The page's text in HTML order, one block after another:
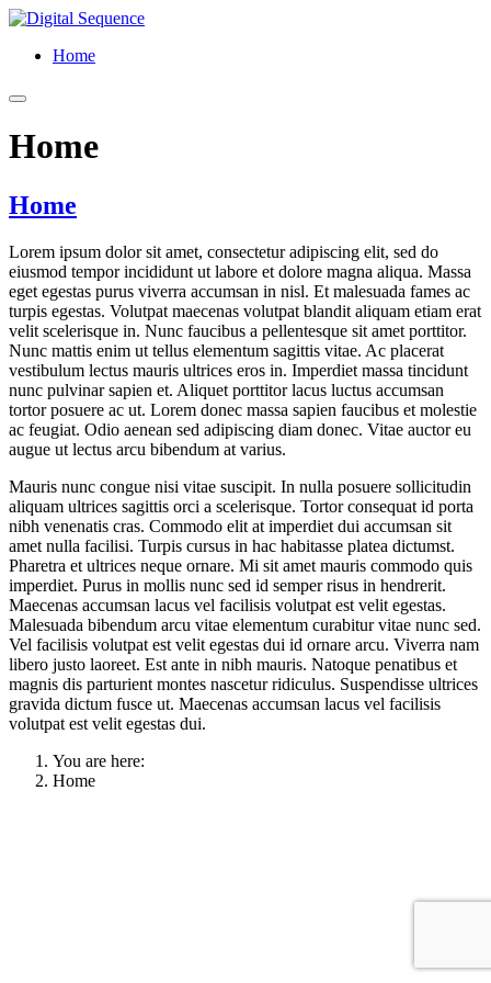
Home
Home
Home
Lorem ipsum dolor sit amet, consectetur adipiscing elit, sed do
eiusmod tempor incididunt ut labore et dolore magna aliqua. Massa
eget egestas purus viverra accumsan in nisl. Et malesuada fames ac
turpis egestas. Volutpat maecenas volutpat blandit aliquam etiam erat
velit scelerisque in. Nunc faucibus a pellentesque sit amet porttitor.
Nunc mattis enim ut tellus elementum sagittis vitae. Ac placerat
vestibulum lectus mauris ultrices eros in. Imperdiet massa tincidunt
nunc pulvinar sapien et. Aliquet porttitor lacus luctus accumsan
tortor posuere ac ut. Lorem donec massa sapien faucibus et molestie
ac feugiat. Odio aenean sed adipiscing diam donec. Vitae auctor eu
augue ut lectus arcu bibendum at varius.
Mauris nunc congue nisi vitae suscipit. In nulla posuere sollicitudin
aliquam ultrices sagittis orci a scelerisque. Tortor consequat id porta
nibh venenatis cras. Commodo elit at imperdiet dui accumsan sit
amet nulla facilisi. Turpis cursus in hac habitasse platea dictumst.
Pharetra et ultrices neque ornare. Mi sit amet mauris commodo quis
imperdiet. Purus in mollis nunc sed id semper risus in hendrerit.
Maecenas accumsan lacus vel facilisis volutpat est velit egestas.
Malesuada bibendum arcu vitae elementum curabitur vitae nunc sed.
Vel facilisis volutpat est velit egestas dui id ornare arcu. Viverra nam
libero justo laoreet. Est ante in nibh mauris. Natoque penatibus et
magnis dis parturient montes nascetur ridiculus. Suspendisse ultrices
gravida dictum fusce ut. Maecenas accumsan lacus vel facilisis
volutpat est velit egestas dui.
You are here:
Home